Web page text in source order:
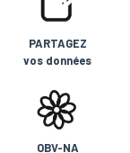
PARTAGEZ
vos données
OBV-NA